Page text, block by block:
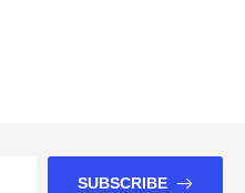
SUBSCRIBE